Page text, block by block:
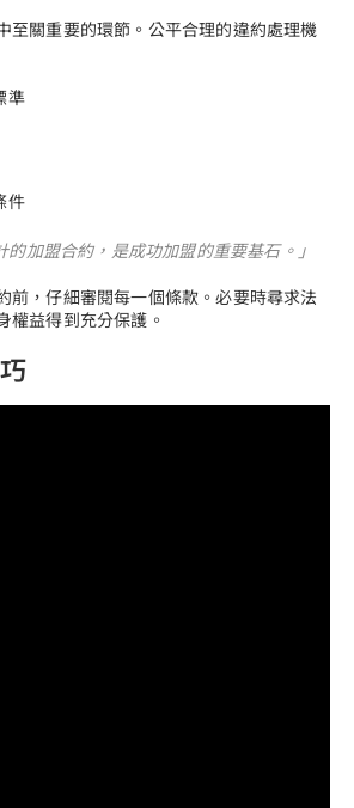
至關重要的環節。公平合理的違約處理機
準
件
的加盟合約，是成功加盟的重要基石。」
前，仔細審閱每一個條款。必要時尋求法
權益得到充分保護。